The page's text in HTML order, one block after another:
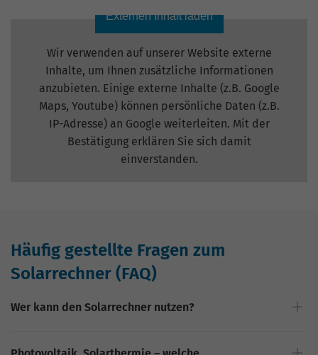
Externen Inhalt laden
Wir verwenden auf unserer Website externe
Inhalte, um Ihnen zusätzliche Informationen
anzubieten. Einige externe Inhalte (z.B. Google
Maps, Youtube) können persönliche Daten (z.B.
IP-Adresse) an Google weiterleiten. Mit der
Bestätigung erklären Sie sich damit
einverstanden.
Häufig gestellte Fragen zum
Solarrechner (FAQ)
Wer kann den Solarrechner nutzen?